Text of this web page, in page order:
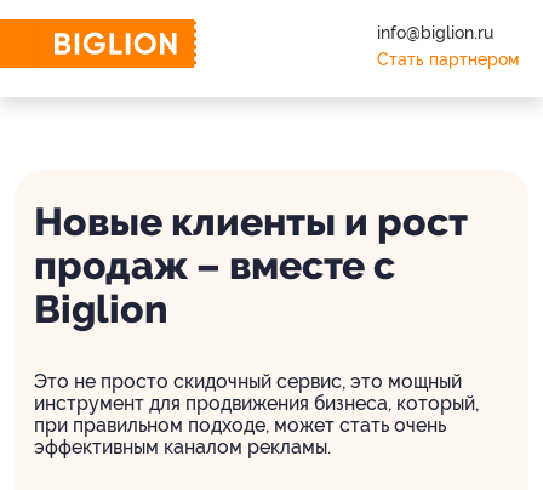
info@biglion.ru
Стать партнером
Новые клиенты и рост
продаж – вместе с
Biglion
Это не просто скидочный сервис, это мощный
инструмент для продвижения бизнеса, который,
при правильном подходе, может стать очень
эффективным каналом рекламы.